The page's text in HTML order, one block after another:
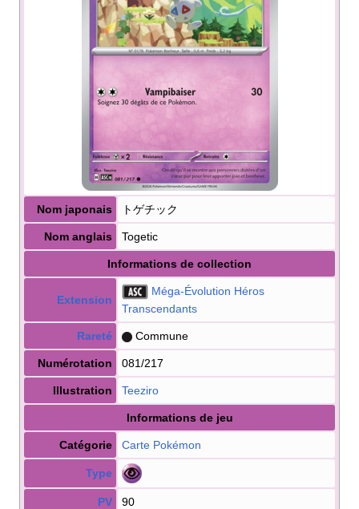
Nom japonais トゲチック
Nom anglais Togetic
Informations de collection
Extension
Méga-Évolution Héros
Transcendants
Rareté Commune
Numérotation 081/217
Illustration Teeziro
Informations de jeu
Catégorie Carte Pokémon
Type
PV 90